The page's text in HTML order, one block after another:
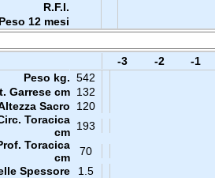
R.F.I.
Peso 12 mesi
-3 -2 -1
Peso kg. 542
Garrese cm 132
Sacro
120
Toracica
cm 193
Toracica
cm
70
Spessore
1.5